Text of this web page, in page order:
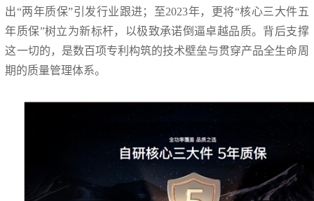
出“两年质保”引发行业跟进；至2023年，更将“核心三大件五
年质保”树立为新标杆，以极致承诺倒逼卓越品质。背后支撑
这一切的，是数百项专利构筑的技术壁垒与贯穿产品全生命周
期的质量管理体系。